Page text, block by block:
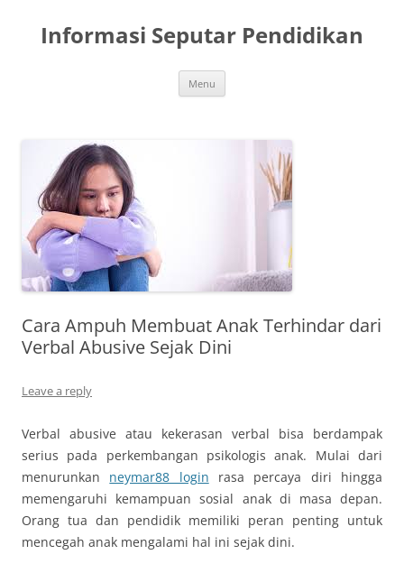
content
Informasi Seputar Pendidikan
Menu
Cara Ampuh Membuat Anak Terhindar dari
Verbal Abusive Sejak Dini
Leave a reply
Verbal abusive atau kekerasan verbal bisa berdampak
serius pada perkembangan psikologis anak. Mulai dari
menurunkan neymar88 login rasa percaya diri hingga
memengaruhi kemampuan sosial anak di masa depan.
Orang tua dan pendidik memiliki peran penting untuk
mencegah anak mengalami hal ini sejak dini.